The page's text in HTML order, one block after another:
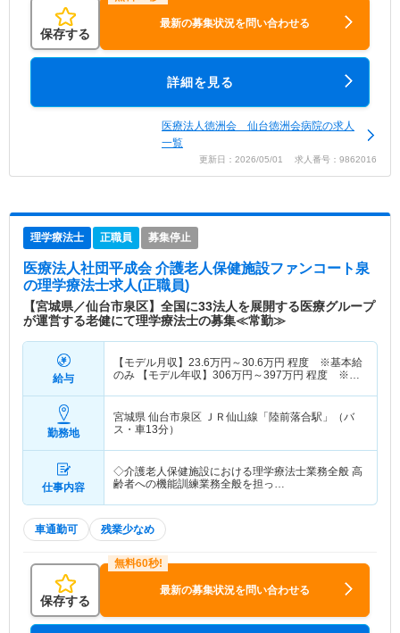
保存する
最新の募集状況を問い合わせる
詳細を見る
医療法人徳洲会 仙台徳洲会病院の求人
一覧
更新日：2026/05/01 求人番号：9862016
理学療法士 正職員 募集停止
医療法人社団平成会 介護老人保健施設ファンコート泉
の理学療法士求人(正職員)
【宮城県／仙台市泉区】全国に33法人を展開する医療グループ
が運営する老健にて理学療法士の募集≪常勤≫
給与
【モデル月収】 23.6万円～30.6万円 程度 ※基本給
のみ 【モデル年収】 306万円～397万円 程度 ※月
勤務地
宮城県 仙台市泉区 ＪＲ仙山線「陸前落合駅」（バ
ス・車13分）
仕事内容
◇介護老人保健施設における理学療法士業務全般 高
齢者への機能訓練業務全般を担っ…
車通勤可 残業少なめ
保存する
最新の募集状況を問い合わせる